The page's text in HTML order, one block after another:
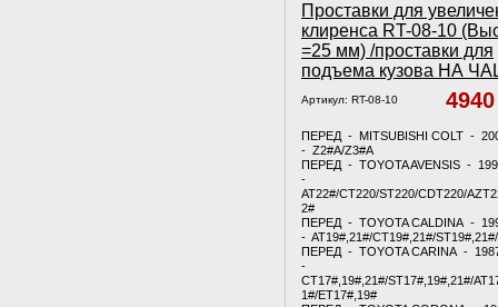
Проставки для
клиренса RT-08-10
=25 мм) /проставки для
подъема кузова НА
Артикул: RT-08-10
ПЕРЕД - MITSUBISHI COLT -
- Z2#A/Z3#A
ПЕРЕД - TOYOTA AVENSIS -
-
AT22#/CT220/ST220/CDT220/
2#
ПЕРЕД - TOYOTA CALDINA -
- AT19#,21#/CT19#,21#/
ПЕРЕД - TOYOTA CARINA -
-
CT17#,19#,21#/ST17#,19#,21#/
1#/ET17#,19#